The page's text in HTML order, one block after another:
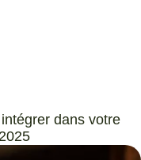
dans votre